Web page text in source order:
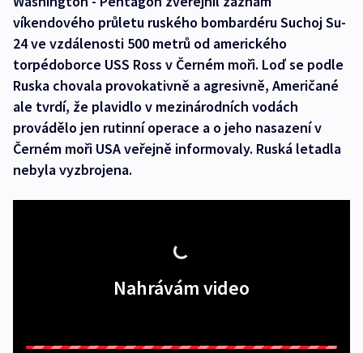
víkendového průletu ruského bombardéru Suchoj Su-
24 ve vzdálenosti 500 metrů od amerického
torpédoborce USS Ross v Černém moři. Loď se podle
Ruska chovala provokativně a agresivně, Američané
ale tvrdí, že plavidlo v mezinárodních vodách
provádělo jen rutinní operace a o jeho nasazení v
Černém moři USA veřejně informovaly. Ruská letadla
nebyla vyzbrojena.
Nahrávám video